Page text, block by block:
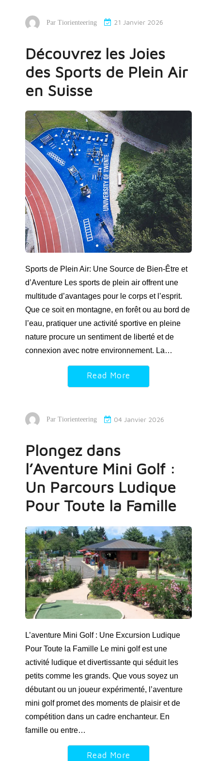
Par Tiorienteering 21 Janvier 2026
Découvrez les Joies
des Sports de Plein Air
en Suisse
Sports de Plein Air: Une Source de Bien-Être et
d’Aventure Les sports de plein air offrent une
multitude d’avantages pour le corps et l’esprit.
Que ce soit en montagne, en forêt ou au bord de
l’eau, pratiquer une activité sportive en pleine
nature procure un sentiment de liberté et de
connexion avec notre environnement. La…
Read More
Par Tiorienteering 04 Janvier 2026
Plongez dans
l’Aventure Mini Golf :
Un Parcours Ludique
Pour Toute la Famille
L’aventure Mini Golf : Une Excursion Ludique
Pour Toute la Famille Le mini golf est une
activité ludique et divertissante qui séduit les
petits comme les grands. Que vous soyez un
débutant ou un joueur expérimenté, l’aventure
mini golf promet des moments de plaisir et de
compétition dans un cadre enchanteur. En
famille ou entre…
Read More